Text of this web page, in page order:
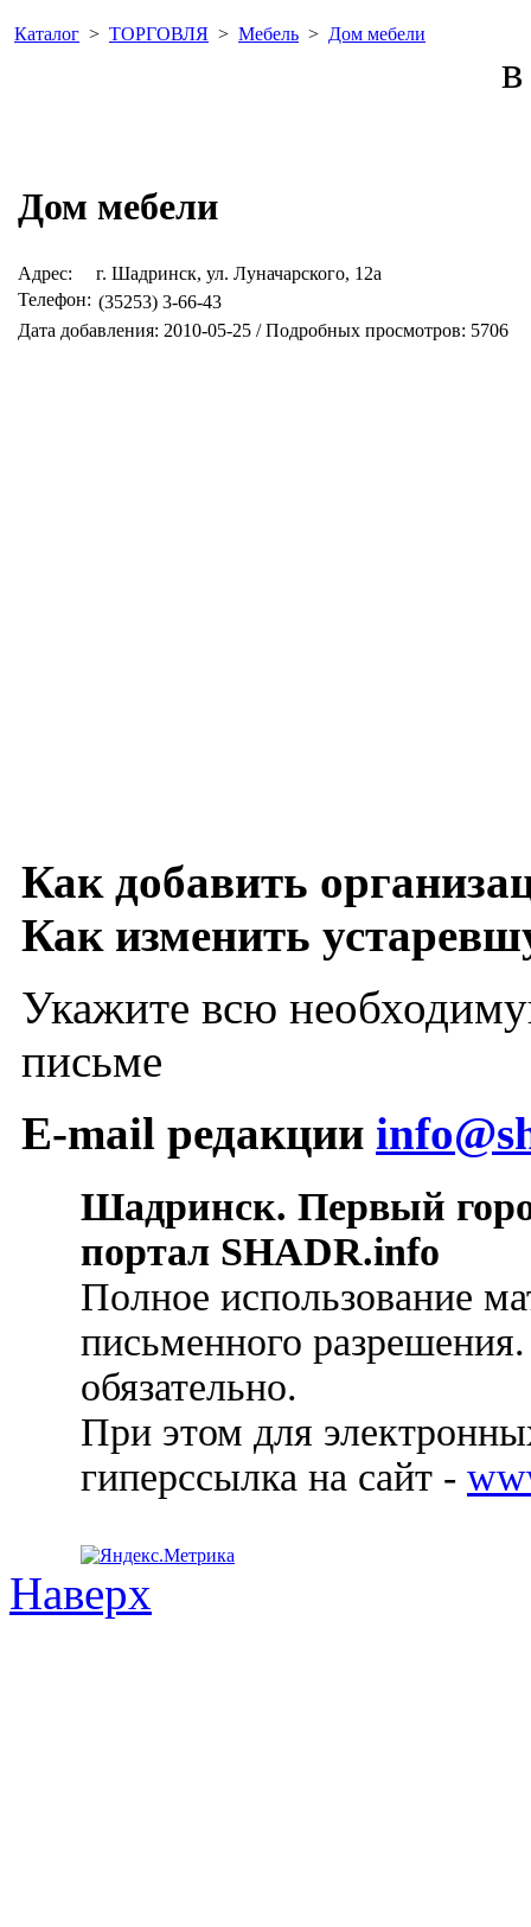
Каталог > ТОРГОВЛЯ > Мебель > Дом мебели
Дом мебели
Адрес:
г. Шадринск, ул. Луначарского, 12а
Телефон: (35253) 3-66-43
Дата добавления: 2010-05-25 / Подробных просмотров: 5706
Как добавить
Как изменить
Укажите всю
письме
E-mail редакции
Шадринск. Первый
портал SHADR.info
Полное использование
письменного
обязательно.
При этом для
гиперссылка на сайт -
Наверх